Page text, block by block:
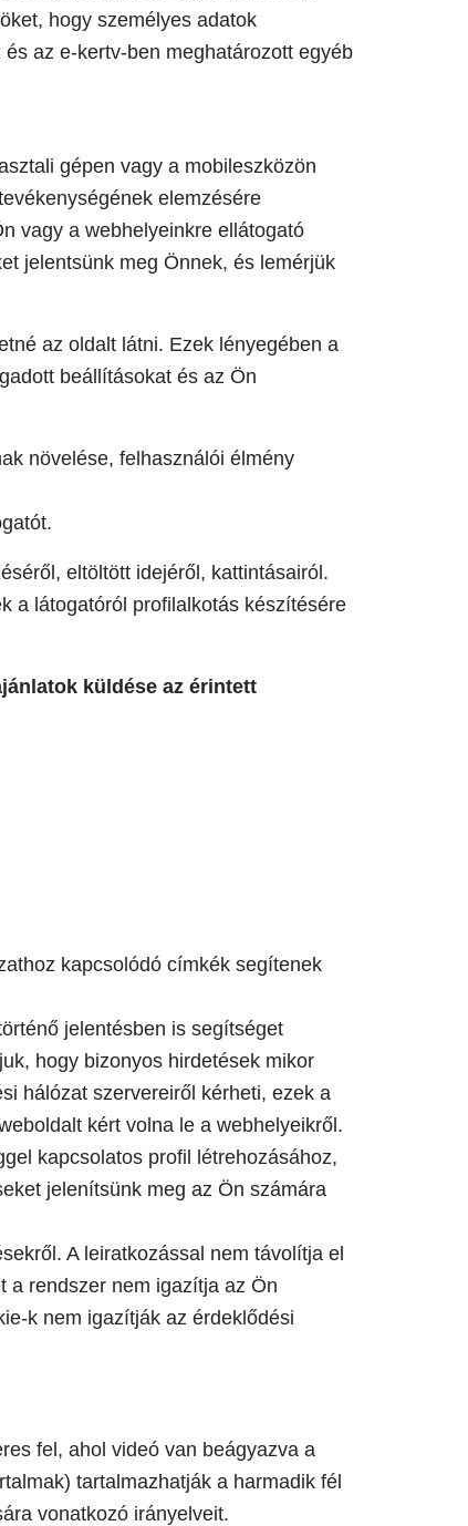
hogy személyes adatok
az e-kertv-ben meghatározott egyéb
gépen vagy a mobileszközön
elemzésére
vagy a webhelyeinkre ellátogató
jelentsünk meg Önnek, és lemérjük
az oldalt látni. Ezek lényegében a
beállításokat és az Ön
növelése, felhasználói élmény
eltöltött idejéről, kattintásairól.
a látogatóról profilalkotás készítésére
küldése az érintett
kapcsolódó címkék segítenek
jelentésben is segítséget
hogy bizonyos hirdetések mikor
hálózat szervereiről kérheti, ezek a
kért volna le a webhelyeikről.
kapcsolatos profil létrehozásához,
jelenítsünk meg az Ön számára
A leiratkozással nem távolítja el
a rendszer nem igazítja az Ön
k nem igazítják az érdeklődési
fel, ahol videó van beágyazva a
tartalmazhatják a harmadik fél
vonatkozó irányelveit.